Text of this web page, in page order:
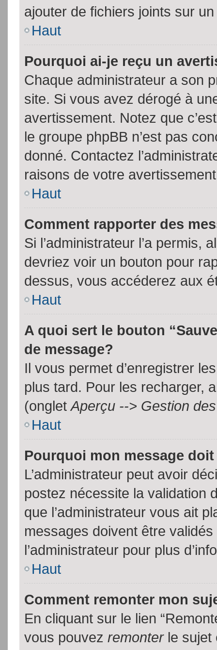
ajouter de fichiers joints sur
Haut
Pourquoi ai-je reçu un
Chaque administrateur a son
site. Si vous avez dérogé à
avertissement. Notez que
le groupe phpBB n’est pas
donné. Contactez
raisons de votre
Haut
Comment rapporter des
Si l’administrateur l’a permis,
devriez voir un bouton pour
dessus, vous accéderez aux
Haut
A quoi sert le bouton
de message?
Il vous permet d’enregistrer
plus tard. Pour les recharger,
(ongletAperçu --> Gestion
Haut
Pourquoi mon message
L’administrateur peut avoir
postez nécessite la validation
que l’administrateur vous ait
messages doivent être
l’administrateur pour plus
Haut
Comment remonter mon
En cliquant sur le lien
vous pouvez remonterle sujet